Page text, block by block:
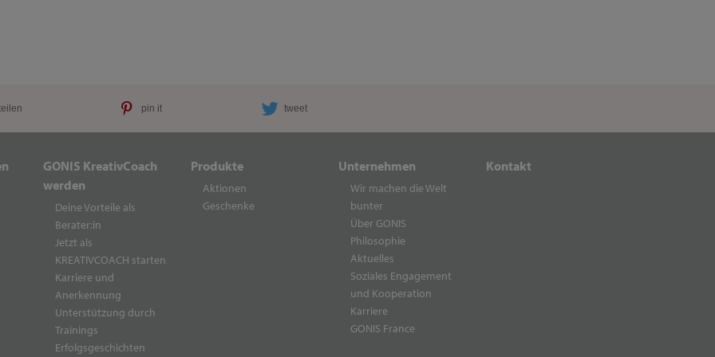
pin it tweet
GONIS KreativCoach
werden
Deine Vorteile als
Berater:in
Jetzt als
KREATIVCOACH starten
Karriere und
Anerkennung
Unterstützung durch
Trainings
Erfolgsgeschichten
Produkte
Aktionen
Geschenke
Unternehmen
Wir machen die Welt
bunter
Über GONIS
Philosophie
Aktuelles
Soziales Engagement
und Kooperation
Karriere
GONIS France
Kontakt